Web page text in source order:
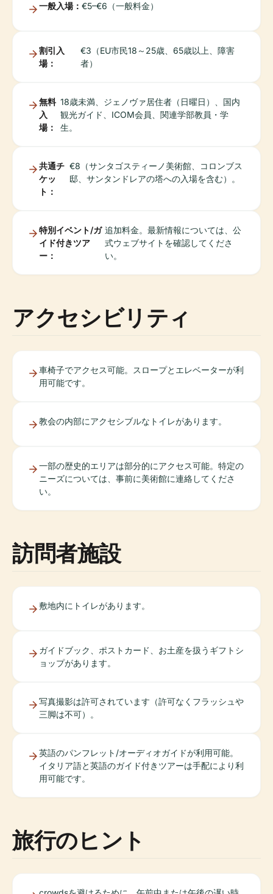
一般入場： €5–€6（一般料金）
割引入
場：
€3（EU市民18～25歳、65歳以上、障害
者）
無料
入
場：
18歳未満、ジェノヴァ居住者（日曜日）、国内
観光ガイド、ICOM会員、関連学部教員・学
生。
共通チ
ケッ
ト：
€8（サンタゴスティーノ美術館、コロンブス
邸、サンタンドレアの塔への入場を含む）。
特別イベント/ガ
イド付きツア
ー：
追加料金。最新情報については、公
式ウェブサイトを確認してくださ
い。
アクセシビリティ
車椅子でアクセス可能。スロープとエレベーターが利
用可能です。
教会の内部にアクセシブルなトイレがあります。
一部の歴史的エリアは部分的にアクセス可能。特定の
ニーズについては、事前に美術館に連絡してくださ
い。
訪問者施設
敷地内にトイレがあります。
ガイドブック、ポストカード、お土産を扱うギフトシ
ョップがあります。
写真撮影は許可されています（許可なくフラッシュや
三脚は不可）。
英語のパンフレット/オーディオガイドが利用可能。
イタリア語と英語のガイド付きツアーは手配により利
用可能です。
旅行のヒント